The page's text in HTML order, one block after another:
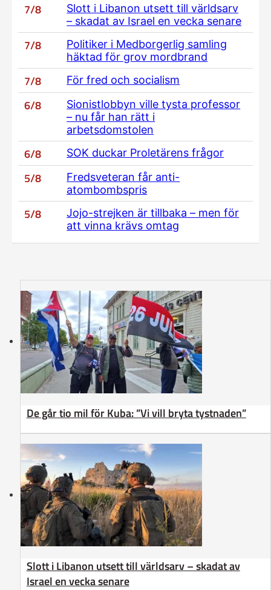
7/8
Slott i Libanon utsett till världsarv
– skadat av Israel en vecka senare
7/8
Politiker i Medborgerlig samling
häktad för grov mordbrand
7/8 För fred och socialism
6/8
Sionistlobbyn ville tysta professor
– nu får han rätt i
arbetsdomstolen
6/8 SOK duckar Proletärens frågor
5/8
Fredsveteran får anti-
atombombspris
5/8
Jojo-strejken är tillbaka – men för
att vinna krävs omtag
De går tio mil för Kuba: ”Vi vill bryta tystnaden”
Slott i Libanon utsett till världsarv – skadat av
Israel en vecka senare